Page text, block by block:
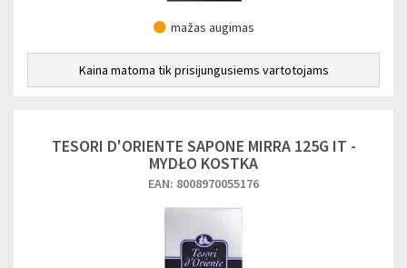
mažas augimas
Kaina matoma tik prisijungusiems vartotojams
TESORI D'ORIENTE SAPONE MIRRA 125G IT -
MYDŁO KOSTKA
EAN: 8008970055176